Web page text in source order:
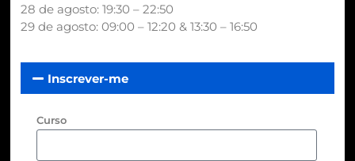
28 de agosto: 19:30 – 22:50
29 de agosto: 09:00 – 12:20 & 13:30 – 16:50
Inscrever-me
Curso